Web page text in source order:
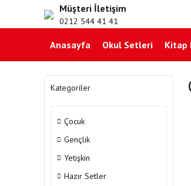
Müşteri İletişim
0212 544 41 41
Anasayfa Okul Setleri Kitap
Kategoriler
Çocuk
Gençlik
Yetişkin
Hazır Setler